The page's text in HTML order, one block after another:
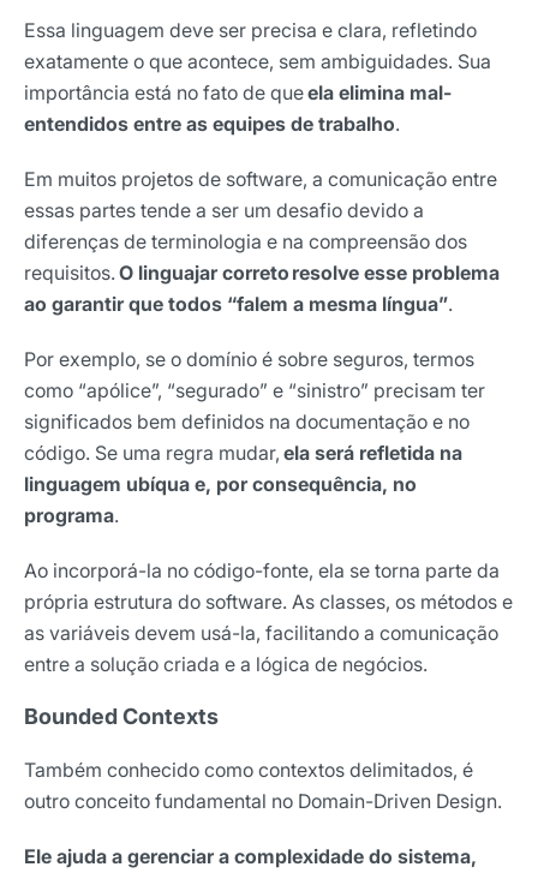
Essa linguagem deve ser precisa e clara, refletindo
exatamente o que acontece, sem ambiguidades. Sua
importância está no fato de queela elimina mal-
entendidos entre as equipes de trabalho.
Em muitos projetos de software, a comunicação entre
essas partes tende a ser um desafio devido a
diferenças de terminologia e na compreensão dos
requisitos. O linguajar correto resolve esse problema
ao garantir que todos “falem a mesma língua”.
Por exemplo, se o domínio é sobre seguros, termos
como “apólice”, “segurado” e “sinistro” precisam ter
significados bem definidos na documentação e no
código. Se uma regra mudar, ela será refletida na
linguagem ubíqua e, por consequência, no
programa.
Ao incorporá-la no código-fonte, ela se torna parte da
própria estrutura do software. As classes, os métodos e
as variáveis devem usá-la, facilitando a comunicação
entre a solução criada e a lógica de negócios.
Bounded Contexts
Também conhecido como contextos delimitados, é
outro conceito fundamental no Domain-Driven Design.
Ele ajuda a gerenciar a complexidade do sistema,